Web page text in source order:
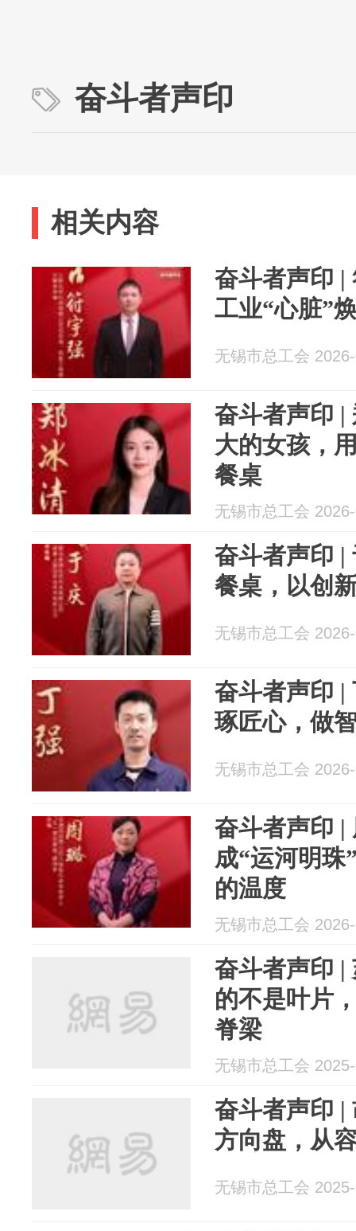
奋斗者声印
相关内容
奋斗者声印 |
工业“心脏”
无锡市总工会
奋斗者声印 |
大的女孩，
餐桌
无锡市总工会
奋斗者声印 |
餐桌，以创
无锡市总工会
奋斗者声印 |
琢匠心，做
无锡市总工会
奋斗者声印 |
成“运河明珠
的温度
无锡市总工会
奋斗者声印 |
的不是叶片
脊梁
无锡市总工会
奋斗者声印 |
方向盘，从
无锡市总工会